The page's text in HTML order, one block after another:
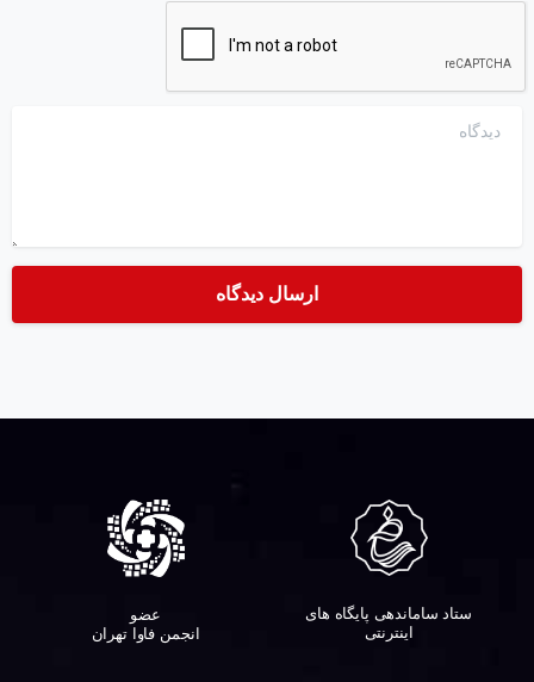
دیدگاه
ستاد ساماندهی پایگاه های
اینترنتی
عضو
انجمن فاوا تهران